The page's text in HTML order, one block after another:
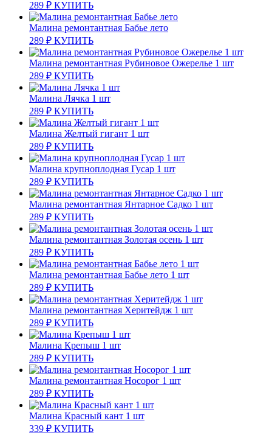
289 ₽ КУПИТЬ
Малина ремонтантная Бабье лето
289 ₽ КУПИТЬ
Малина ремонтантная Рубиновое Ожерелье 1 шт
289 ₽ КУПИТЬ
Малина Лячка 1 шт
289 ₽ КУПИТЬ
Малина Желтый гигант 1 шт
289 ₽ КУПИТЬ
Малина крупноплодная Гусар 1 шт
289 ₽ КУПИТЬ
Малина ремонтантная Янтарное Садко 1 шт
289 ₽ КУПИТЬ
Малина ремонтантная Золотая осень 1 шт
289 ₽ КУПИТЬ
Малина ремонтантная Бабье лето 1 шт
289 ₽ КУПИТЬ
Малина ремонтантная Херитейдж 1 шт
289 ₽ КУПИТЬ
Малина Крепыш 1 шт
289 ₽ КУПИТЬ
Малина ремонтантная Носорог 1 шт
289 ₽ КУПИТЬ
Малина Красный кант 1 шт
339 ₽ КУПИТЬ